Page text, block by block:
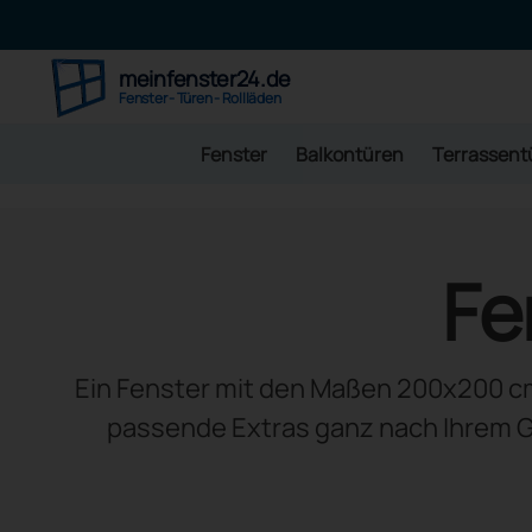
meinfenster24.de
Fenster - Türen - Rollläden
Fenster Balkontüren
Ein Fenster mit den Maßen 200x200
passende Extras ganz nach Ihrem